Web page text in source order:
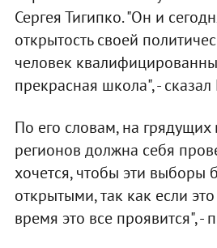
Сергея Тигипко. "Он и
открытость своей
человек
прекрасная школа", -
По его словам, на
регионов должна себя
хочется, чтобы эти выборы
открытыми, так как если
время это все проявится", -